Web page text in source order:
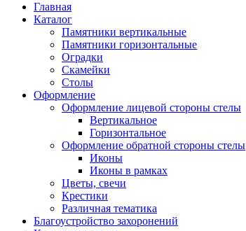
Главная
Каталог
Памятники вертикальные
Памятники горизонтальные
Оградки
Скамейки
Столы
Оформление
Оформление лицевой стороны стелы
Вертикальное
Горизонтальное
Оформление обратной стороны стелы
Иконы
Иконы в рамках
Цветы, свечи
Крестики
Различная тематика
Благоустройство захоронений